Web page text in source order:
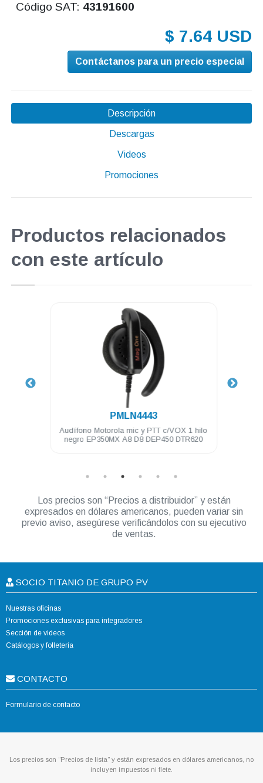
Código SAT: 43191600
$ 7.64 USD
Contáctanos para un precio especial
Descripción
Descargas
Videos
Promociones
Productos relacionados
con este artículo
PMLN4443
Audífono Motorola mic y PTT c/VOX 1 hilo
negro EP350MX A8 D8 DEP450 DTR620
Los precios son “Precios a distribuidor” y están
expresados en dólares americanos, pueden variar sin
previo aviso, asegúrese verificándolos con su ejecutivo
de ventas.
SOCIO TITANIO DE GRUPO PV
Nuestras oficinas
Promociones exclusivas para integradores
Sección de videos
Catálogos y folletería
CONTACTO
Formulario de contacto
Los precios son “Precios de lista” y están expresados en dólares americanos, no
incluyen impuestos ni flete.